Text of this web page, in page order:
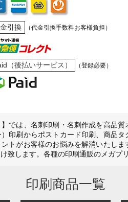
引換 （代金引換手数料お客様負担）
（後払いサービス） （登録必要）
では、名刺印刷・名刺作成を高品
印刷からポストカード印刷、商品
トがお客様のお悩みを解消いたし
致します。各種の印刷通販のメガプ
印刷商品一覧